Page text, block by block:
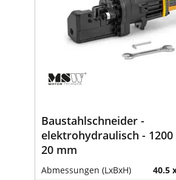
Baustahlschneider -
elektrohydraulisch - 1200 W -
20 mm
Abmessungen (LxBxH) 40.5